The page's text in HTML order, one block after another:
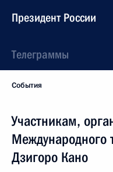
Президент России
Телеграммы
События
Участникам,
Международного
Дзигоро Кано